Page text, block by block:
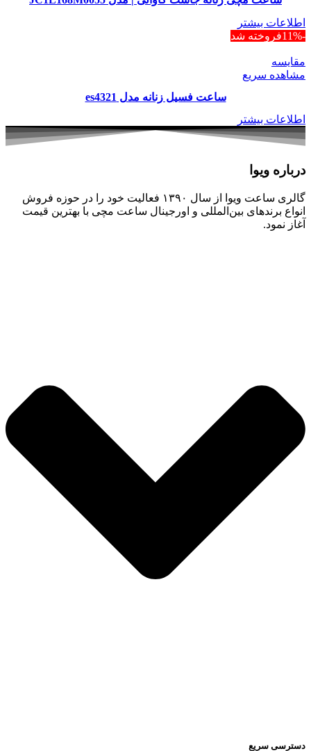
اطلاعات بیشتر
-11%
فروخته شد
مقایسه
مشاهده سریع
ساعت فسیل زنانه مدل es4321
اطلاعات بیشتر
درباره ویوا
گالری ساعت ویوا از سال ۱۳۹۰ فعالیت خود را در حوزه فروش
انواع برندهای بین‌المللی و اورجینال ساعت مچی با بهترین قیمت
آغاز نمود.
دسترسی سریع